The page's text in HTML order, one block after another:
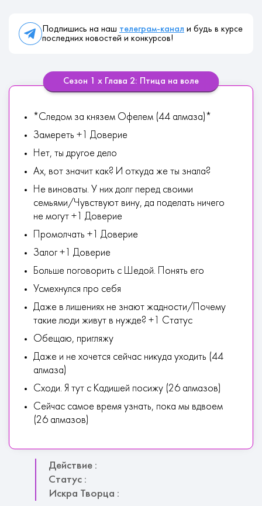
Подпишись на наш телеграм-канал и будь в курсе
последних новостей и конкурсов!
Сезон 1 х Глава 2: Птица на воле
*Следом за князем Офелем (44 алмаза)*
Замереть +1 Доверие
Нет, ты другое дело
Ах, вот значит как? И откуда же ты знала?
Не виноваты. У них долг перед своими
семьями/Чувствуют вину, да поделать ничего
не могут +1 Доверие
Промолчать +1 Доверие
Залог +1 Доверие
Больше поговорить с Шедой. Понять его
Усмехнулся про себя
Даже в лишениях не знают жадности/Почему
такие люди живут в нужде? +1 Статус
Обещаю, пригляжу
Даже и не хочется сейчас никуда уходить (44
алмаза)
Сходи. Я тут с Кадишей посижу (26 алмазов)
Сейчас самое время узнать, пока мы вдвоем
(26 алмазов)
Действие :
Статус :
Искра Творца :